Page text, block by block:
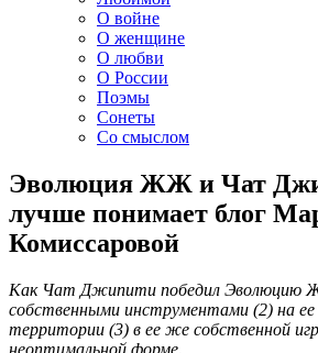
О войне
О женщине
О любви
О России
Поэмы
Сонеты
Со смыслом
Эволюция ЖЖ и Чат
лучше понимает блог
Комиссаровой
Как Чат Джипити победил Эволюцию
собственными инструментами (2) на
территории (3) в ее же собственной
неоптимальной форме.